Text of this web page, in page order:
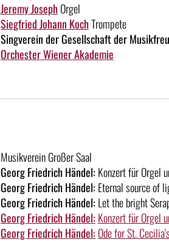
Jeremy JosephOrgel
Siegfried Johann KochTrompete
Singverein der Gesellschaft der
Orchester Wiener Akademie
Musikverein Großer Saal
Georg Friedrich Händel: Konzert für Orgel
Georg Friedrich Händel: Eternal source of
Georg Friedrich Händel: Let the bright
Georg Friedrich Händel: Konzert für Orgel
Georg Friedrich Händel: Ode for St.